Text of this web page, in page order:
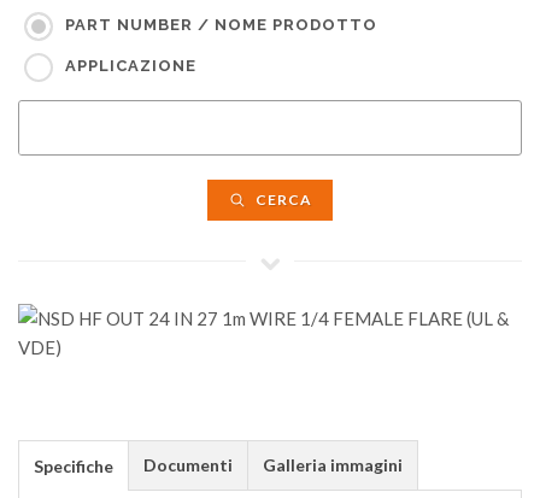
PART NUMBER / NOME PRODOTTO
APPLICAZIONE
CERCA
Specifiche Documenti Galleria immagini